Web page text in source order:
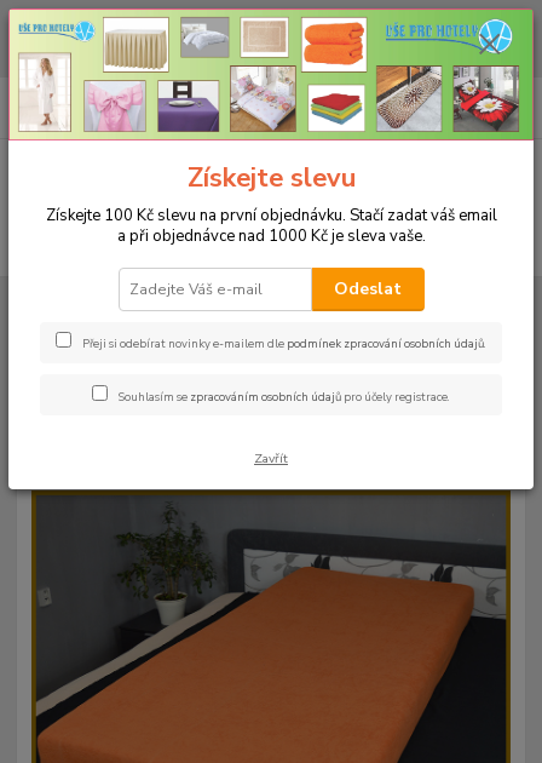
CHCETE NAKOUPIT VĚTŠÍ MNOŽSTVÍ NAŠICH PRODUKTŮ ZA LEPŠÍ
CENU? Klikněte ZDE
CZK
+420 773 794 023
Pondělí-pátek 9-16 hodin
0ks
za0 Kč
PROSTĚRADLA
Froté prostěradla s gumou - 190g/m2 - 45 barev
25 oranžová
Froté prostěradlo 140x200cm -
Získejte slevu
Získejte 100 Kč slevu na první objednávku. Stačí zadat váš email
a při objednávce nad 1000 Kč je sleva vaše.
Odeslat
Přeji si odebírat novinky e-mailem dle podmínek zpracování osobních údajů.
Souhlasím se zpracováním osobních údajů pro účely registrace.
Zavřít